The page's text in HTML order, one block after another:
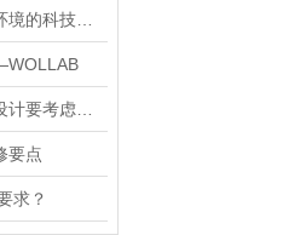
要点
求？